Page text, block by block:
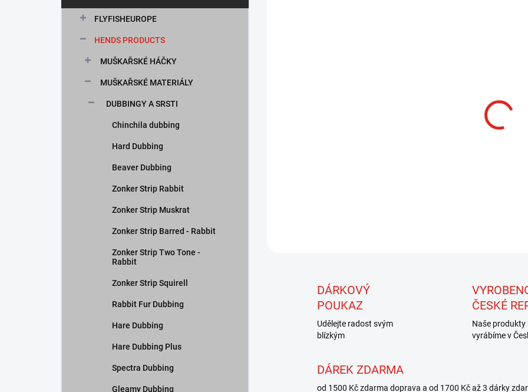
s
kategorie
FLYFISHEUROPE
HENDS PRODUCTS
MUŠKAŘSKÉ HÁČKY
MUŠKAŘSKÉ MATERIÁLY
DUBBINGY A SRSTI
Chinchila dubbing
Hard Dubbing
Beaver Dubbing
Zonker Strip Rabbit
Zonker Strip Muskrat
Zonker Strip Barred - Rabbit
Zonker Strip Two Tone -
Rabbit
Zonker Strip Squirell
Rabbit Fur Dubbing
Hare Dubbing
Hare Dubbing Plus
Spectra Dubbing
Gleamy Dubbing
DÁRKOVÝ
POUKAZ
Udělejte radost svým
blízkým
ČESKÉ
Naše produkty
vyrábíme v
DÁREK ZDARMA
od 1500 Kč zdarma doprava a od 1700 Kč až 3 dárky